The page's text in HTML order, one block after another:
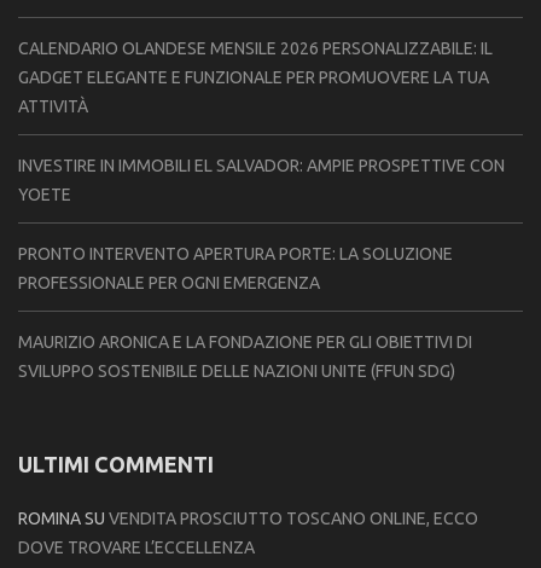
CALENDARIO OLANDESE MENSILE 2026 PERSONALIZZABILE: IL
GADGET ELEGANTE E FUNZIONALE PER PROMUOVERE LA TUA
ATTIVITÀ
INVESTIRE IN IMMOBILI EL SALVADOR: AMPIE PROSPETTIVE CON
YOETE
PRONTO INTERVENTO APERTURA PORTE: LA SOLUZIONE
PROFESSIONALE PER OGNI EMERGENZA
MAURIZIO ARONICA E LA FONDAZIONE PER GLI OBIETTIVI DI
SVILUPPO SOSTENIBILE DELLE NAZIONI UNITE (FFUN SDG)
ULTIMI COMMENTI
ROMINASU VENDITA PROSCIUTTO TOSCANO ONLINE, ECCO
DOVE TROVARE L’ECCELLENZA